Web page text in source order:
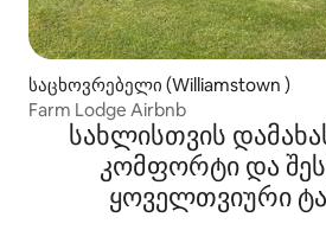
საცხოვრებელი (Williamstown )
Farm Lodge Airbnb
სახლისთვის
კომფორტი და
ყოველთვიური